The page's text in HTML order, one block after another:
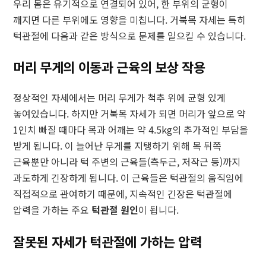
우리 몸은 유기적으로 연결되어 있어, 한 부위의 균형이
깨지면 다른 부위에도 영향을 미칩니다. 거북목 자세는 특히
턱관절에 다음과 같은 방식으로 문제를 일으킬 수 있습니다.
머리 무게의 이동과 근육의 보상 작용
정상적인 자세에서는 머리 무게가 척추 위에 균형 있게
놓여있습니다. 하지만 거북목 자세가 되면 머리가 앞으로 약
1인치 빠질 때마다 목과 어깨는 약 4.5kg의 추가적인 부담을
받게 됩니다. 이 늘어난 무게를 지탱하기 위해 목 뒤쪽
근육뿐만 아니라 턱 주변의 근육들(측두근, 저작근 등)까지
과도하게 긴장하게 됩니다. 이 근육들은 턱관절의 움직임에
직접적으로 관여하기 때문에, 지속적인 긴장은 턱관절에
압력을 가하는 주요 턱관절 원인이 됩니다.
잘못된 자세가 턱관절에 가하는 압력